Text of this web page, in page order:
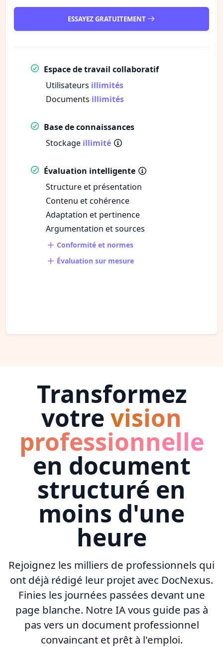
ESSAYEZ GRATUITEMENT
Espace de travail collaboratif
Utilisateurs illimités
Documents illimités
Base de connaissances
Stockage illimité
Évaluation intelligente
Structure et présentation
Contenu et cohérence
Adaptation et pertinence
Argumentation et sources
Conformité et normes
Évaluation sur mesure
Transformez
votre vision
professionnelle
en document
structuré en
moins d'une
heure
Rejoignez les milliers de professionnels qui
ont déjà rédigé leur projet avec DocNexus.
Finies les journées passées devant une
page blanche. Notre IA vous guide pas à
pas vers un document professionnel
convaincant et prêt à l'emploi.